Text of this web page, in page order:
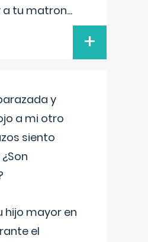
tu matron...
+
y
a mi otro
siento
hijo mayor en
el